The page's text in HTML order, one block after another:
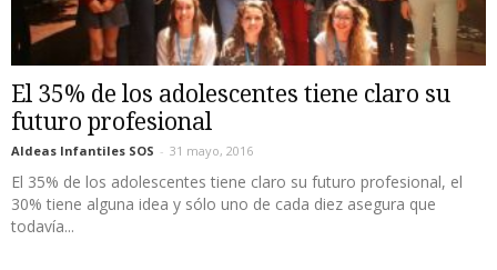
El 35% de los adolescentes tiene claro su
futuro profesional
Aldeas Infantiles SOS - 31 mayo, 2016
El 35% de los adolescentes tiene claro su futuro profesional, el
30% tiene alguna idea y sólo uno de cada diez asegura que
todavía...